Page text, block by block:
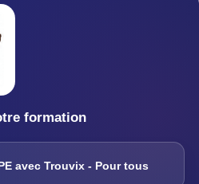
formation
avec Trouvix - Pour tous